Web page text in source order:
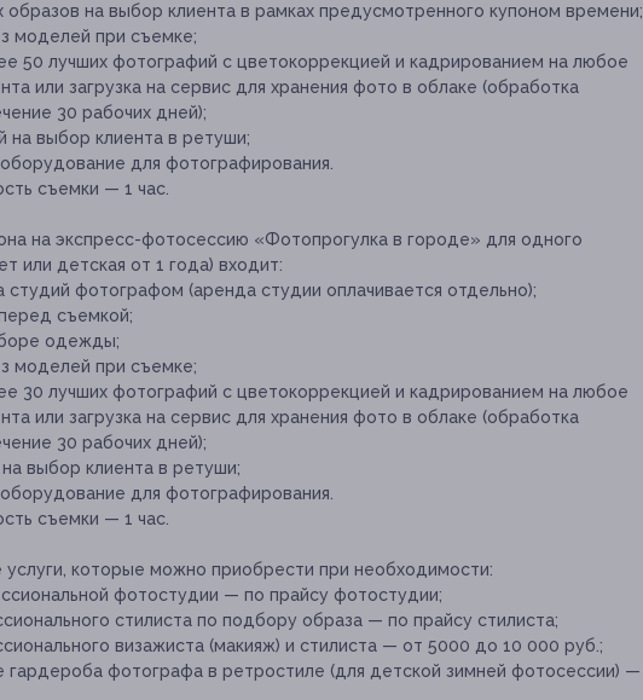
на выбор клиента в рамках предусмотренного купоном времени;
моделей при съемке;
50 лучших фотографий с цветокоррекцией и кадрированием на любое
или загрузка на сервис для хранения фото в облаке (обработка
30 рабочих дней);
на выбор клиента в ретуши;
для фотографирования.
съемки — 1 час.
на экспресс-фотосессию «Фотопрогулка в городе» для одного
или детская от 1 года) входит:
фотографом (аренда студии оплачивается отдельно);
съемкой;
одежды;
моделей при съемке;
30 лучших фотографий с цветокоррекцией и кадрированием на любое
или загрузка на сервис для хранения фото в облаке (обработка
30 рабочих дней);
выбор клиента в ретуши;
для фотографирования.
съемки — 1 час.
услуги, которые можно приобрести при необходимости:
фотостудии — по прайсу фотостудии;
стилиста по подбору образа — по прайсу стилиста;
визажиста (макияж) и стилиста — от 5000 до 10 000 руб.;
гардероба фотографа в ретростиле (для детской зимней фотосессии) —